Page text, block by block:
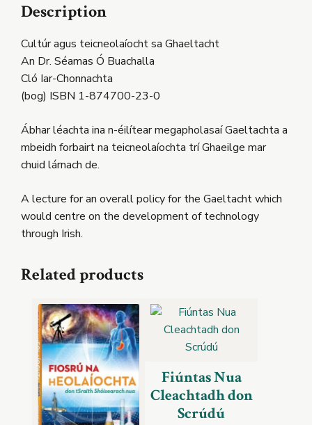
Description
Cultúr agus teicneolaíocht sa Ghaeltacht
An Dr. Séamas Ó Buachalla
Cló Iar-Chonnachta
(bog) ISBN 1-874700-23-0
Ábhar léachta ina n-éilítear megapholasaí Gaeltachta a
mbeidh forbairt na teicneolaíochta trí Ghaeilge mar
chuid lárnach de.
A lecture for an overall policy for the Gaeltacht which
would centre on the development of technology
through Irish.
Related products
Fiúntas Nua
Cleachtadh don
Scrúdú